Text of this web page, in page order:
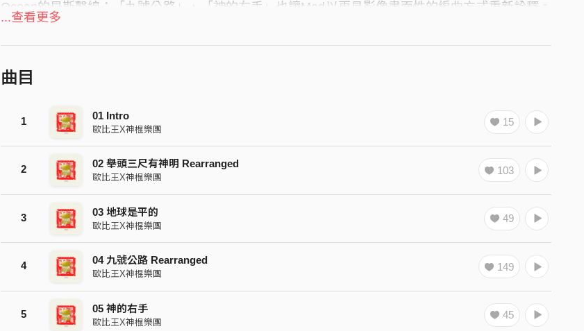
Ocean的貝斯聲線；「九號公路」、「神的右手」也讓Mad以更具影像畫面性的編曲方式重新詮釋。
新曲「地球是平的」，則採電子搖滾的方式來闡述這個世界與歷史處處的不平等；「看不見的海」則
是主唱歐比王為影像藝術家李文政編寫的配樂，以拼貼取樣和噪音的方式來製造工業機器怪獸侵吞環
境的破壞力，由蒙古呼麥唱腔和強烈的節奏製造高潮，最後以女聲民樂回歸於寧靜的海。就如同專輯
...查看更多
曲目
1 01 Intro
歐比王X神棍樂團
15
2 02 舉頭三尺有神明 Rearranged
歐比王X神棍樂團
103
3 03 地球是平的
歐比王X神棍樂團
49
4 04 九號公路 Rearranged
歐比王X神棍樂團
149
5 05 神的右手
歐比王X神棍樂團
45